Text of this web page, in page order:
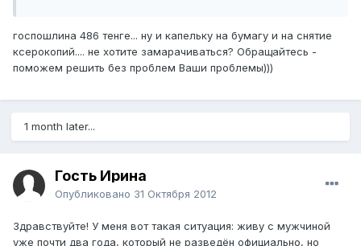
госпошлина 486 тенге... ну и капельку на бумагу и на снятие
ксерокопий.... не хотите замарачиваться? Обращайтесь -
поможем решить без проблем Ваши проблемы)))
1 month later...
Гость Ирина
Опубликовано 31 Октября 2012
Здравствуйте! У меня вот такая ситуация: живу с мужчиной
уже почти два года, который не разведён официально, но